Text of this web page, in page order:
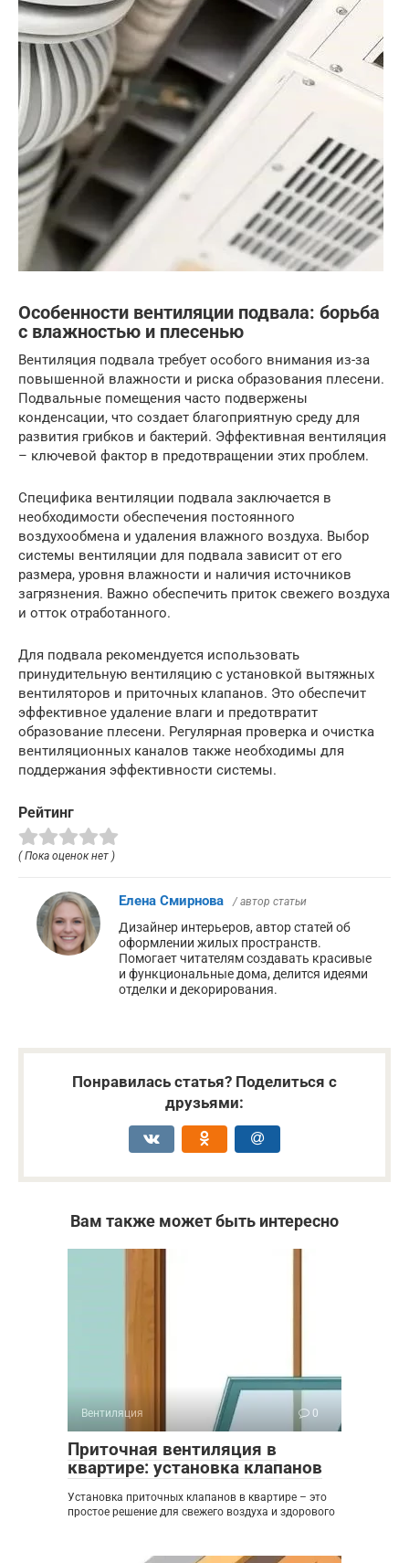
Особенности вентиляции подвала: борьба
с влажностью и плесенью
Вентиляция подвала требует особого внимания из-за
повышенной влажности и риска образования плесени.
Подвальные помещения часто подвержены
конденсации, что создает благоприятную среду для
развития грибков и бактерий. Эффективная вентиляция
– ключевой фактор в предотвращении этих проблем.
Специфика вентиляции подвала заключается в
необходимости обеспечения постоянного
воздухообмена и удаления влажного воздуха. Выбор
системы вентиляции для подвала зависит от его
размера, уровня влажности и наличия источников
загрязнения. Важно обеспечить приток свежего воздуха
и отток отработанного.
Для подвала рекомендуется использовать
принудительную вентиляцию с установкой вытяжных
вентиляторов и приточных клапанов. Это обеспечит
эффективное удаление влаги и предотвратит
образование плесени. Регулярная проверка и очистка
вентиляционных каналов также необходимы для
поддержания эффективности системы.
Рейтинг
( Пока оценок нет )
Елена Смирнова / автор статьи
Дизайнер интерьеров, автор статей об
оформлении жилых пространств.
Помогает читателям создавать красивые
и функциональные дома, делится идеями
отделки и декорирования.
Понравилась статья? Поделиться с
друзьями:
Вам также может быть интересно
Вентиляция 0
Приточная вентиляция в
квартире: установка клапанов
Установка приточных клапанов в квартире – это
простое решение для свежего воздуха и здорового